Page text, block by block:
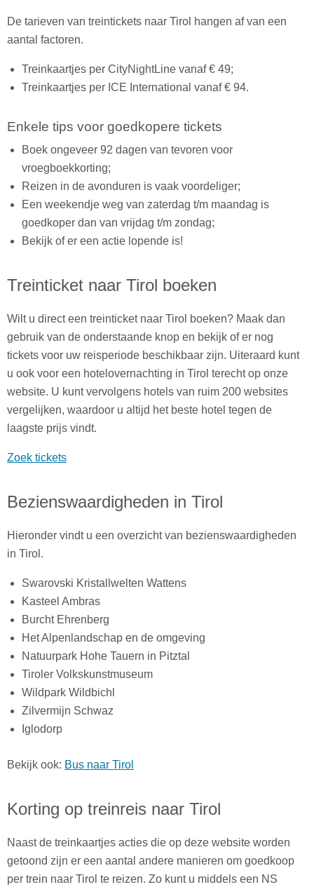
De tarieven van treintickets naar Tirol hangen af van een
aantal factoren.
Treinkaartjes per CityNightLine vanaf € 49;
Treinkaartjes per ICE International vanaf € 94.
Enkele tips voor goedkopere tickets
Boek ongeveer 92 dagen van tevoren voor
vroegboekkorting;
Reizen in de avonduren is vaak voordeliger;
Een weekendje weg van zaterdag t/m maandag is
goedkoper dan van vrijdag t/m zondag;
Bekijk of er een actie lopende is!
Treinticket naar Tirol boeken
Wilt u direct een treinticket naar Tirol boeken? Maak dan
gebruik van de onderstaande knop en bekijk of er nog
tickets voor uw reisperiode beschikbaar zijn. Uiteraard kunt
u ook voor een hotelovernachting in Tirol terecht op onze
website. U kunt vervolgens hotels van ruim 200 websites
vergelijken, waardoor u altijd het beste hotel tegen de
laagste prijs vindt.
Zoek tickets
Bezienswaardigheden in Tirol
Hieronder vindt u een overzicht van bezienswaardigheden
in Tirol.
Swarovski Kristallwelten Wattens
Kasteel Ambras
Burcht Ehrenberg
Het Alpenlandschap en de omgeving
Natuurpark Hohe Tauern in Pitztal
Tiroler Volkskunstmuseum
Wildpark Wildbichl
Zilvermijn Schwaz
Iglodorp
Bekijk ook: Bus naar Tirol
Korting op treinreis naar Tirol
Naast de treinkaartjes acties die op deze website worden
getoond zijn er een aantal andere manieren om goedkoop
per trein naar Tirol te reizen. Zo kunt u middels een NS